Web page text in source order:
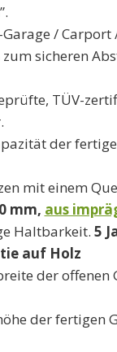
/ Carport
sicheren
TÜV-
der
mit einem
mm, aus
Haltbarkeit. 5
auf Holz
der offenen
der fertigen